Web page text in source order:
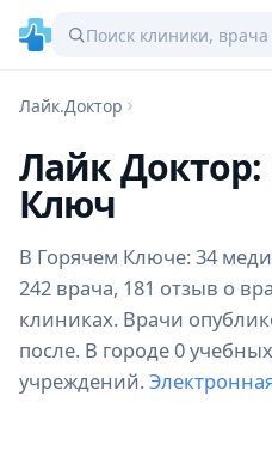
Лайк.Доктор
Лайк Доктор:
Ключ
В Горячем Ключе: 34
242 врача, 181 отзыв о
клиниках. Врачи
после. В городе 0
учреждений.